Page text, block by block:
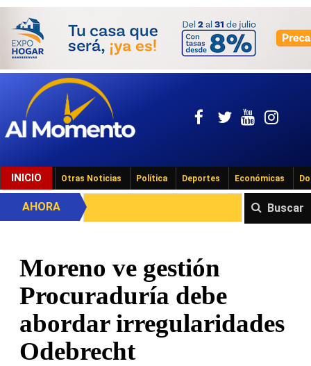
INICIO Otras Noticias Política Deportes Económicas
Buscar
AHORA
Moreno ve gestión
Procuraduría debe
abordar irregularidades
Odebrecht